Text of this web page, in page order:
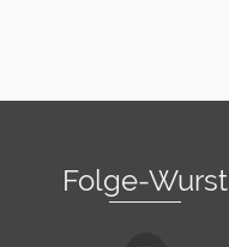
Folge-Wurst